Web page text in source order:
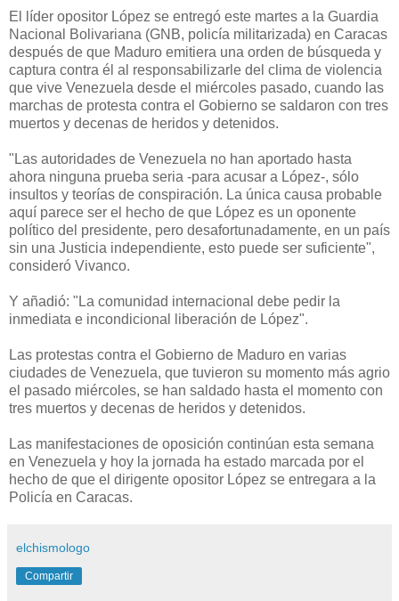
El líder opositor López se entregó este martes a la Guardia
Nacional Bolivariana (GNB, policía militarizada) en Caracas
después de que Maduro emitiera una orden de búsqueda y
captura contra él al responsabilizarle del clima de violencia
que vive Venezuela desde el miércoles pasado, cuando las
marchas de protesta contra el Gobierno se saldaron con tres
muertos y decenas de heridos y detenidos.
"Las autoridades de Venezuela no han aportado hasta
ahora ninguna prueba seria -para acusar a López-, sólo
insultos y teorías de conspiración. La única causa probable
aquí parece ser el hecho de que López es un oponente
político del presidente, pero desafortunadamente, en un país
sin una Justicia independiente, esto puede ser suficiente",
consideró Vivanco.
Y añadió: "La comunidad internacional debe pedir la
inmediata e incondicional liberación de López".
Las protestas contra el Gobierno de Maduro en varias
ciudades de Venezuela, que tuvieron su momento más agrio
el pasado miércoles, se han saldado hasta el momento con
tres muertos y decenas de heridos y detenidos.
Las manifestaciones de oposición continúan esta semana
en Venezuela y hoy la jornada ha estado marcada por el
hecho de que el dirigente opositor López se entregara a la
Policía en Caracas.
elchismologo
Compartir